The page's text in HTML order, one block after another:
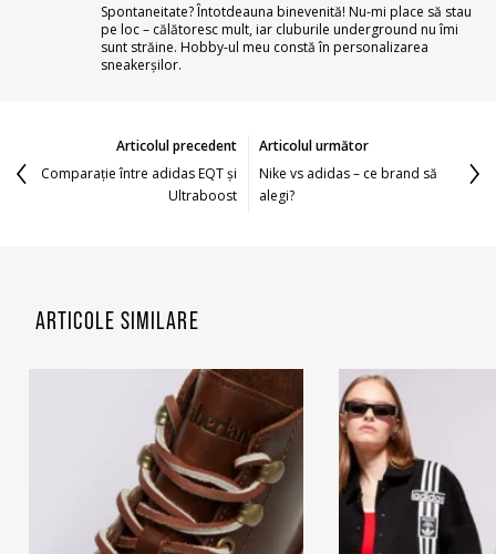
Spontaneitate? Întotdeauna binevenită! Nu-mi place să stau
pe loc – călătoresc mult, iar cluburile underground nu îmi
sunt străine. Hobby-ul meu constă în personalizarea
sneakerșilor.
Articolul precedent
Comparație între adidas EQT și
Ultraboost
Articolul următor
Nike vs adidas – ce brand să
alegi?
ARTICOLE SIMILARE